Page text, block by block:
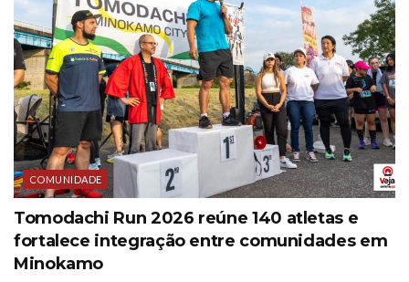
COMUNIDADE
Tomodachi Run 2026 reúne 140 atletas e
fortalece integração entre comunidades em
Minokamo